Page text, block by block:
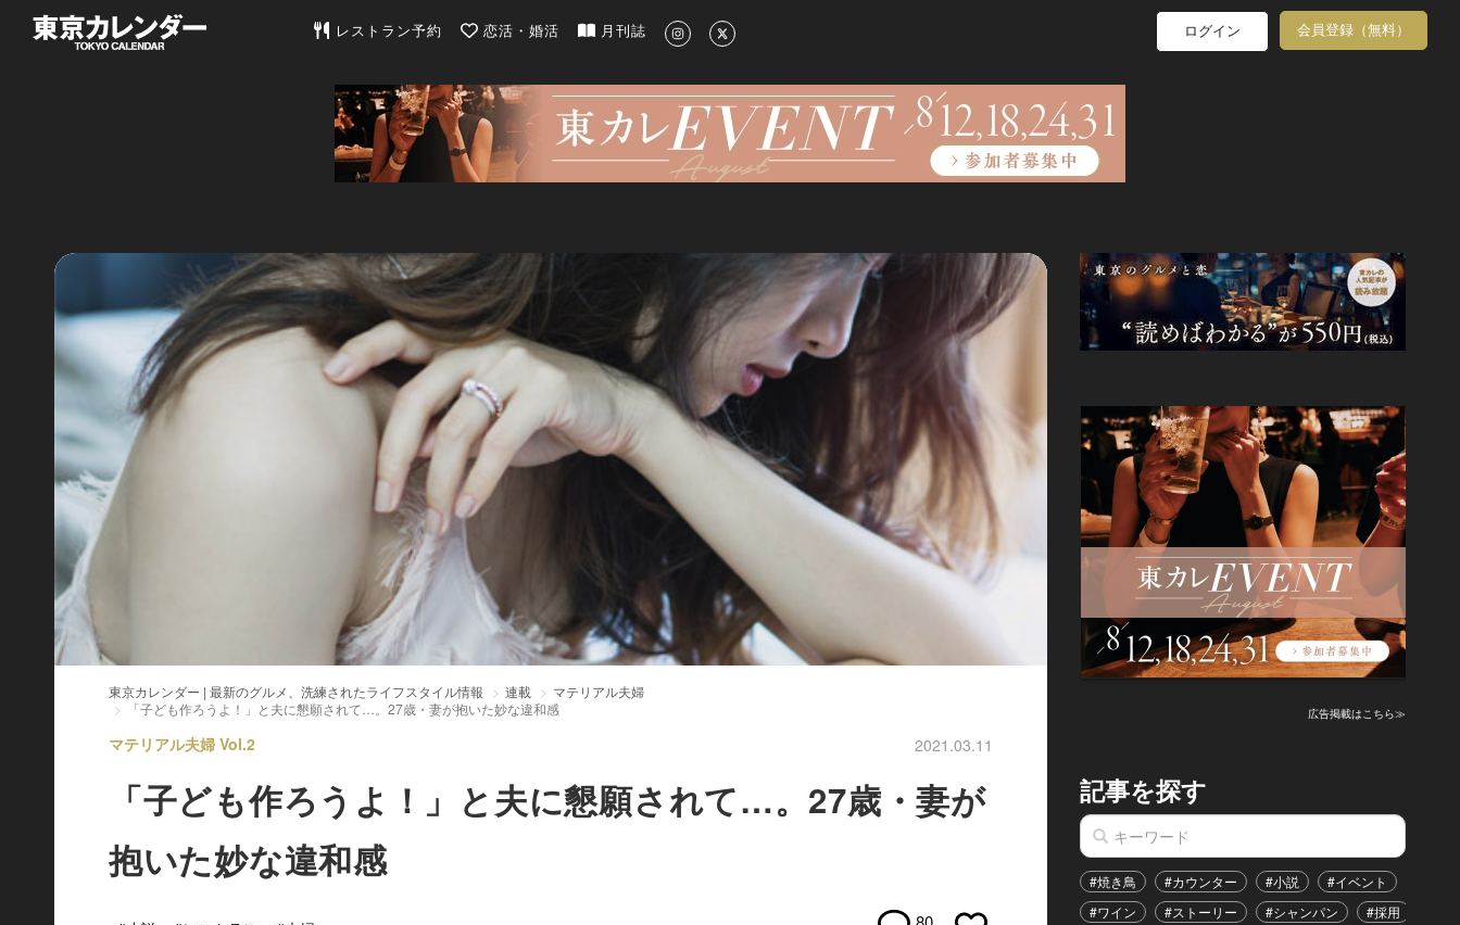
東京カレンダー | 最新のグルメ、洗練されたライフスタイル情報
レストラン予約 恋活・婚活 月刊誌 ログイン 会員登録（無料）
東京カレンダー | 最新のグルメ、洗練されたライフスタイル情報 連載
マテリアル夫婦
「子ども作ろうよ！」と夫に懇願されて…。27歳・妻が抱いた妙な違和感
マテリアル夫婦 Vol.2 2021.03.11
「子ども作ろうよ！」と夫に懇願されて…。27歳・妻が
抱いた妙な違和感
広告掲載はこちら≫
記事を探す
#焼き鳥 #カウンター #小説 #イベント
#ワイン
#ストーリー #シャンパン #採用